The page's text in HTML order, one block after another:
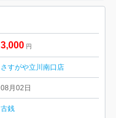
3,000 円
さすがや立川南口店
08月02日
古銭